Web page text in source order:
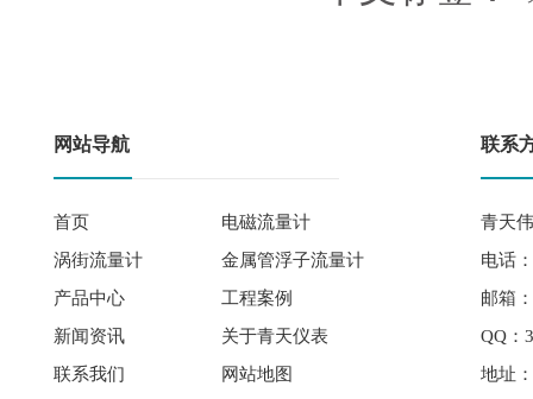
网站导航
首页
电磁流量计
涡街流量计
金属管浮子流量计
产品中心
工程案例
新闻资讯
关于青天仪表
联系我们
网站地图
联系
青天
电话
邮箱
QQ：
地址